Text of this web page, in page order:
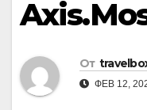
От
ФЕВ 12,